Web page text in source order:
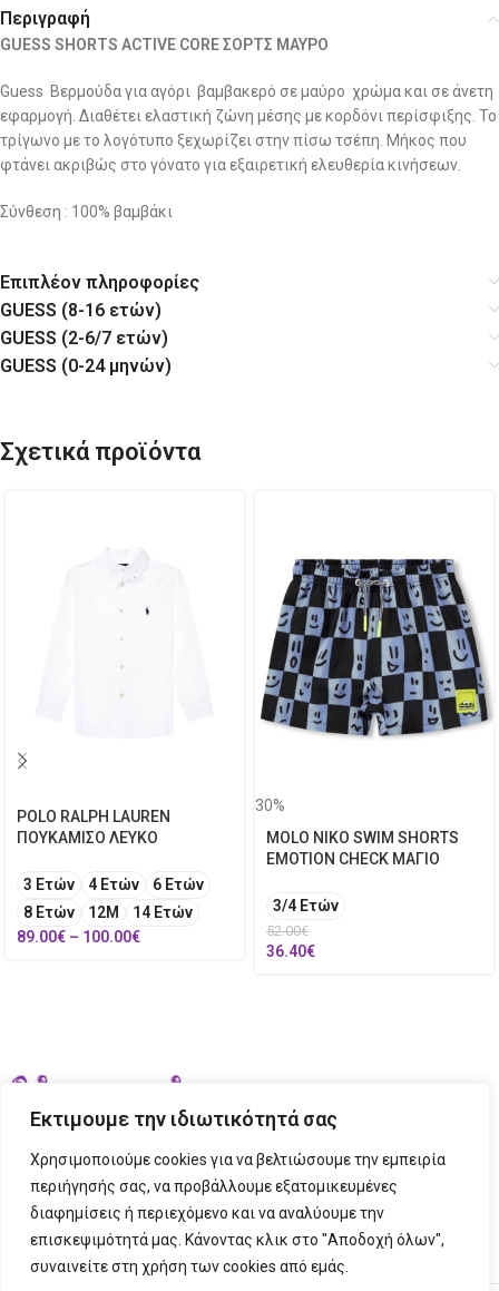
Εκτιμουμε την ιδιωτικότητά σας
Χρησιμοποιούμε cookies για να βελτιώσουμε την εμπειρία
περιήγησής σας, να προβάλλουμε εξατομικευμένες
διαφημίσεις ή περιεχόμενο και να αναλύουμε την
επισκεψιμότητά μας. Κάνοντας κλικ στο "Αποδοχή όλων",
συναινείτε στη χρήση των cookies από εμάς.
Περιγραφή
GUESS SHORTS ACTIVE CORE ΣΟΡΤΣ ΜΑΥΡΟ
Guess Βερμούδα για αγόρι βαμβακερό σε μαύρο χρώμα και σε άνετη
εφαρμογή. Διαθέτει ελαστική ζώνη μέσης με κορδόνι περίσφιξης. Το
τρίγωνο με το λογότυπο ξεχωρίζει στην πίσω τσέπη. Μήκος που
φτάνει ακριβώς στο γόνατο για εξαιρετική ελευθερία κινήσεων.
Σύνθεση : 100% βαμβάκι
Επιπλέον πληροφορίες
GUESS (8-16 ετών)
GUESS (2-6/7 ετών)
GUESS (0-24 μηνών)
Σχετικά προϊόντα
POLO RALPH LAUREN
ΠΟΥΚΑΜΙΣΟ ΛΕΥΚΟ
3 Ετών 4 Ετών
6 Ετών
8 Ετών
12Μ
14 Ετών
89.00€ – 100.00€
30%
MOLO NIKO SWIM SHORTS
EMOTION CHECK ΜΑΓΙΟ
3/4 Ετών
52.00€
36.40€
ΣΤΟΙΧΕΙΑ ΕΠΙΚΟΙΝΩΝΙΑΣ
ΠΛΗΡΟΦΟΡΙΕΣ